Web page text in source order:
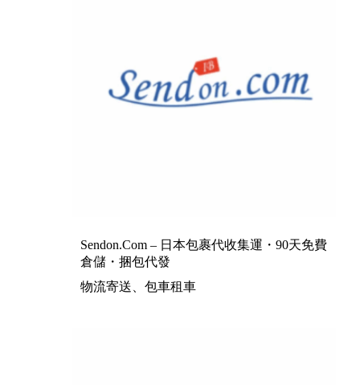
Sendon.com – 日本包裹代收集運・90天免費
倉儲・捆包代發
物流寄送、包車租車